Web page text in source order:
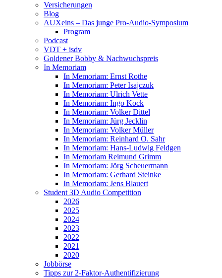
Versicherungen
Blog
AUXeins – Das junge Pro-Audio-Symposium
Program
Podcast
VDT + isdv
Goldener Bobby & Nachwuchspreis
In Memoriam
In Memoriam: Ernst Rothe
In Memoriam: Peter Isajczuk
In Memoriam: Ulrich Vette
In Memoriam: Ingo Kock
In Memoriam: Volker Dittel
In Memoriam: Jürg Jecklin
In Memoriam: Volker Müller
In Memoriam: Reinhard O. Sahr
In Memoriam: Hans-Ludwig Feldgen
In Memoriam Reimund Grimm
In Memoriam: Jörg Scheuermann
In Memoriam: Gerhard Steinke
In Memoriam: Jens Blauert
Student 3D Audio Competition
2026
2025
2024
2023
2022
2021
2020
Jobbörse
Tipps zur 2-Faktor-Authentifizierung